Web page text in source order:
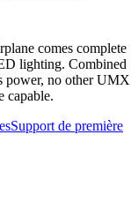
comes complete
lighting. Combined
power, no other UMX
capable.
Support de première